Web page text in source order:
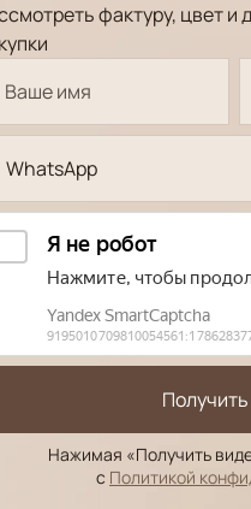
фактуру, цвет и
WhatsApp
Нажимая «Получить
с Политикой